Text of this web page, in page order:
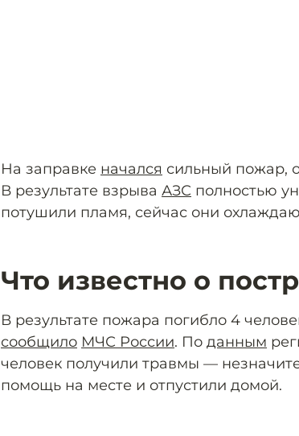
На заправке начался сильный пожар,
В результате взрыва АЗС полностью
потушили пламя, сейчас они
Что известно о
В результате пожара погибло 4
сообщило МЧС России. По данным
человек получили травмы —
помощь на месте и отпустили домой.